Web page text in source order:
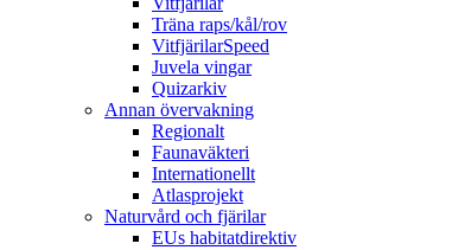
Träna raps/kål/rov
VitfjärilarSpeed
Juvela vingar
Quizarkiv
Annan övervakning
Regionalt
Faunaväkteri
Internationellt
Atlasprojekt
Naturvård och fjärilar
EUs habitatdirektiv